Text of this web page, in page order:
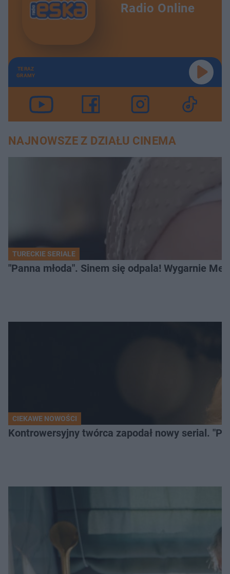
Radio Online
TERAZ
GRAMY
NAJNOWSZE Z DZIAŁU CINEMA
TURECKIE SERIALE
"Panna młoda". Sinem się odpala! Wygarnie
CIEKAWE NOWOŚCI
Kontrowersyjny twórca zapodał nowy serial.